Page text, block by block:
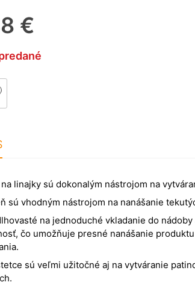
€
linajky sú dokonalým nástrojom na
sú vhodným nástrojom na nanášanie
na jednoduché vkladanie do
čo umožňuje presné nanášanie
sú veľmi užitočné aj na vytváranie